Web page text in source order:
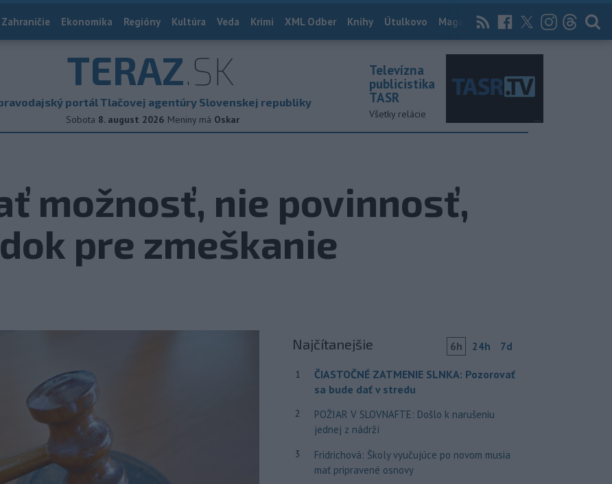
Zahraničie Ekonomika Regióny Kultúra Veda Krimi XML Odber Knihy Útulkovo Magazín News Now Archív
TERAZ.SK
portál Tlačovej agentúry Slovenskej republiky
Sobota 8. august 2026 Meniny má Oskar
Televízna
publicistika
TASR
Všetky relácie
možnosť, nie povinnosť,
pre zmeškanie
Najčítanejšie 6h 24h 7d
1
ČIASTOČNÉ ZATMENIE SLNKA: Pozorovať
sa bude dať v stredu
2
POŽIAR V SLOVNAFTE: Došlo k narušeniu
jednej z nádrží
3
Fridrichová: Školy vyučujúce po novom musia
mať pripravené osnovy